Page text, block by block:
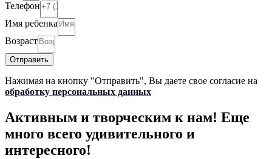
Телефон
Имя ребенка
Возраст
Отправить
Нажимая на кнопку "Отправить", Вы даете свое согласие на
обработку персональных данных
Активным и творческим к нам! Еще
много всего удивительного и
интересного!